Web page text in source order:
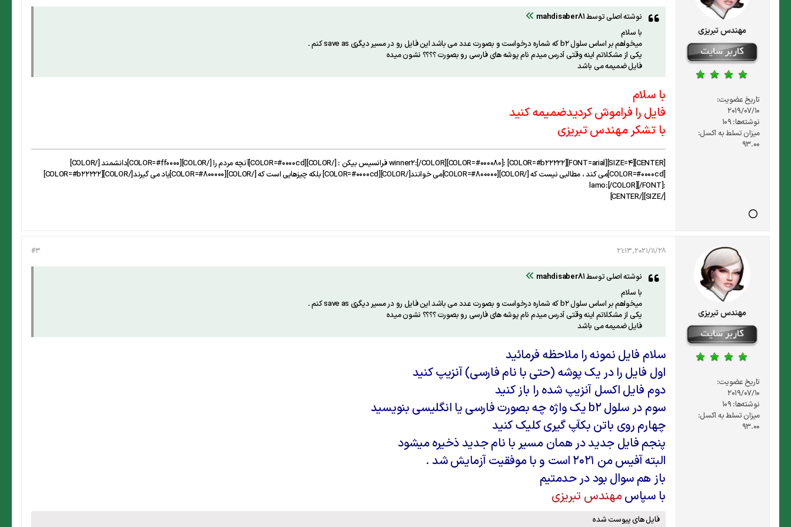
مهندس تبریزی
تاریخ عضویت:
2019/07/10
نوشته‌ها:109
میزان تسلط به اکسل:
93.00
نوشته اصلی توسطmahdisaber81
با سلام
میخواهم بر اساس سلول b2 که شماره درخواست و بصورت عدد می باشد این فایل رو در مسیر دیگری save as کنم .
یکی از مشکلاتم اینه وقتی آدرس میدم نام پوشه های فارسی رو بصورت ؟؟؟؟ نشون میده
فایل ضمیمه می باشد
با سلام
فایل را فراموش کردیدضمیمه کنید
با تشکر مهندس تبریزی
[CENTER][SIZE=4][FONT=arial][COLOR=#b22222] :winner2:[/COLOR][COLOR=#000080] فرانسیس بیکن : [/COLOR][COLOR=#0000cd]آنچه مردم را [/COLOR][COLOR=#ff0000]دانشمند [/COLOR]
[COLOR=#0000cd]می کند ، مطالبی نیست که [/COLOR][COLOR=#800000]می خوانند[/COLOR][COLOR=#0000cd] بلکه چیزهایی است که [/COLOR][COLOR=#800000]یاد می گیرند[/COLOR][COLOR=#b22222]
:lamo:[/COLOR][/FONT]
[/SIZE][/CENTER]
مهندس تبریزی
تاریخ عضویت:
2019/07/10
نوشته‌ها:109
میزان تسلط به اکسل:
93.00
#3 2021/11/28, 21:13
نوشته اصلی توسطmahdisaber81
با سلام
میخواهم بر اساس سلول b2 که شماره درخواست و بصورت عدد می باشد این فایل رو در مسیر دیگری save as کنم .
یکی از مشکلاتم اینه وقتی آدرس میدم نام پوشه های فارسی رو بصورت ؟؟؟؟ نشون میده
فایل ضمیمه می باشد
سلام فایل نمونه را ملاحظه فرمائید
اول فایل را در یک پوشه (حتی با نام فارسی) آنزیپ کنید
دوم فایل اکسل آنزیپ شده را باز کنید
سوم در سلول b2 یک واژه چه بصورت فارسی یا انگلیسی بنویسید
چهارم روی باتن بکآپ گیری کلیک کنید
پنجم فایل جدید در همان مسیر با نام جدید ذخیره میشود
البته آفیس من 2021 است و با موفقیت آزمایش شد .
باز هم سوال بود در حدمتیم
با سپاسمهندس تبریزی
فایل های پیوست شده